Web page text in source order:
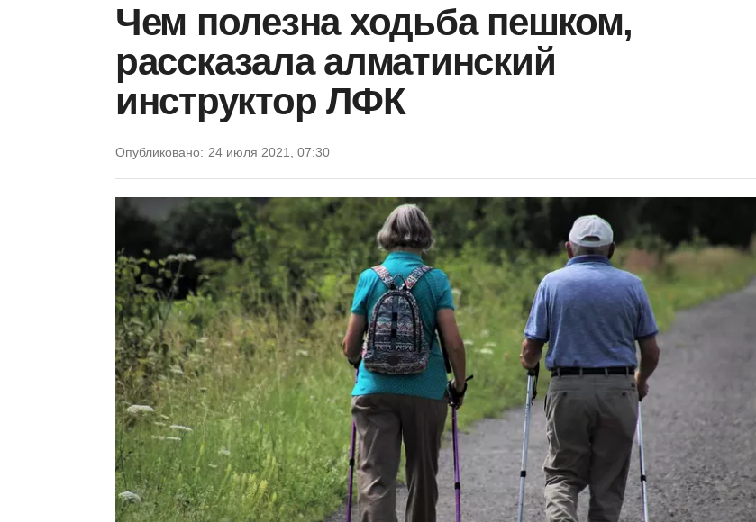
Чем полезна ходьба пешком,
рассказала алматинский
инструктор ЛФК
Опубликовано: 24 июля 2021, 07:30